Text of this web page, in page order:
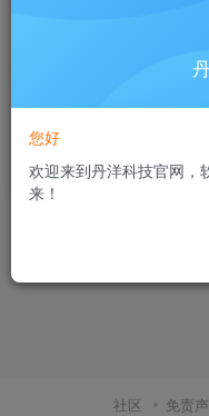
童教具/美术商用素材
￥5
社区 免责
您好
欢迎来到丹洋科技官网，
来！